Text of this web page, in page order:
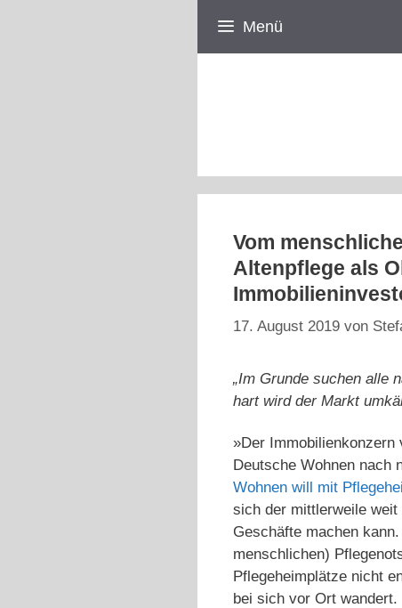
Menü
Vom
Altenpflege als
17. August 2019 von
„Im Grunde suchen alle
hart wird der Markt
»Der
Deutsche Wohnen nach
Wohnen will mit
sich der mittlerweile
Geschäfte machen
menschlichen)
Pflegeheimplätze nicht
bei sich vor Ort wandert.